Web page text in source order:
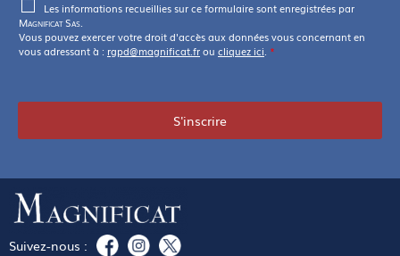
Les informations recueillies sur ce formulaire sont enregistrées par
Magnificat Sas
Vous pouvez exercer votre droit d'accès aux données vous concernant en
vous adressant à : rgpd@magnificat.frou cliquez ici *
S'inscrire
Suivez-nous :